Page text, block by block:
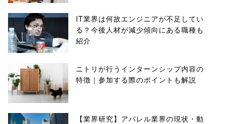
IT業界は何故エンジニアが不足してい
る？今後人材が減少傾向にある職種も
紹介
ニトリが行うインターンシップ内容の
特徴｜参加する際のポイントも解説
【業界研究】アパレル業界の現状・動